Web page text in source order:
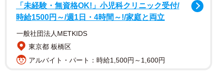
「未経験・無資格OK!」小児科クリニック受付/
時給1500円～/週1日・4時間～!/家庭と両立
一般社団法人METKIDS
東京都 板橋区
アルバイト・パート：時給1,500円～1,600円